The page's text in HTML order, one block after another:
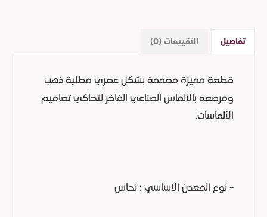
تفاصيل التقييمات (0)
قطعة مميزة مصممة بشكل عصري مطلية ذهب
ومرصعه بالألماس الصناعي الفاخر لتحاكي تصاميم
الألماسات.
- نوع المعدن الاساسي : نحاس